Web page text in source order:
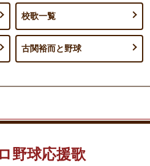
校歌一覧
古関裕而と野球
野球応援歌